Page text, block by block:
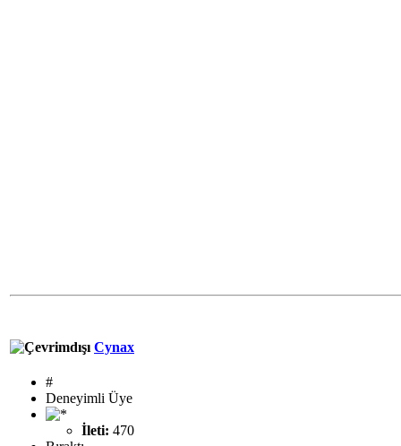
Cynax
#
Deneyimli Üye
İleti: 470